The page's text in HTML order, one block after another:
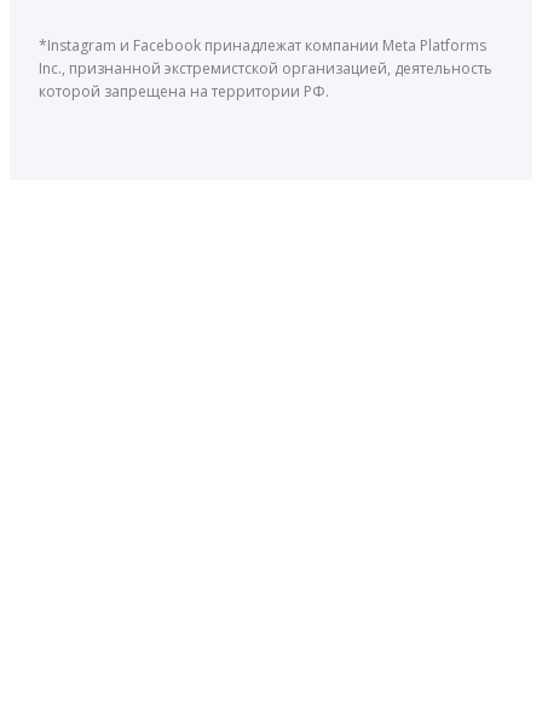
*Instagram и Facebook принадлежат компании Meta Platforms
Inc., признанной экстремистской организацией, деятельность
которой запрещена на территории РФ.